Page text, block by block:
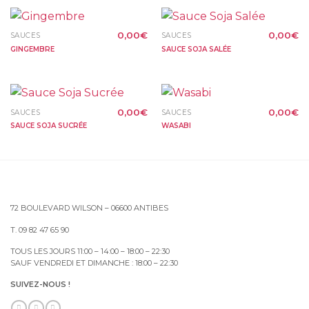
SAUCES
GINGEMBRE
0,00€
SAUCES
SAUCE SOJA SALÉE
0,00€
SAUCES
SAUCE SOJA SUCRÉE
0,00€
SAUCES
WASABI
0,00€
72 BOULEVARD WILSON – 06600 ANTIBES
T. 09 82 47 65 90
TOUS LES JOURS 11:00 – 14:00 – 18:00 – 22:30
SAUF VENDREDI ET DIMANCHE : 18:00 – 22:30
SUIVEZ-NOUS !